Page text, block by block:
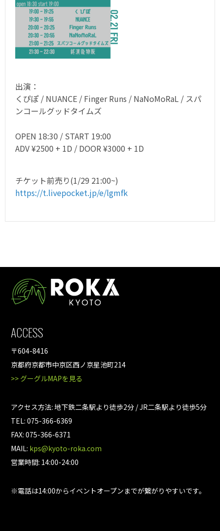
出演：
くぴぽ / NUANCE / Finger Runs / NaNoMoRaL / スパ
ンコールグッドタイムズ
OPEN 18:30 / START 19:00
ADV ¥2500 + 1D / DOOR ¥3000 + 1D
チケット前売り(1/29 21:00~)
https://t.livepocket.jp/e/lgmfk
ACCESS
〒604-8416
京都府京都市中京区西ノ京星池町214
>> グーグルMAPを見る
アクセス方法: 地下鉄二条駅より徒歩2分 / JR二条駅より徒歩5分
TEL: 075-366-6369
FAX: 075-366-6371
MAIL: kps@kyoto-roka.com
営業時間: 14:00-24:00
※電話は14:00からイベントオープンまでが繋がりやすいです。